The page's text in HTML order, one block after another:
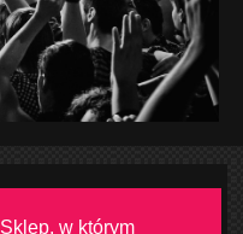
Sklep, w którym